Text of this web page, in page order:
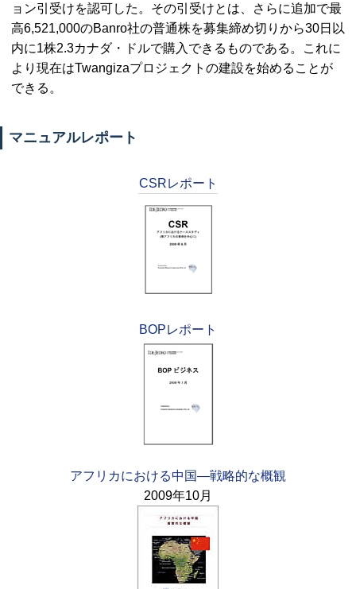
ョン引受けを認可した。その引受けとは、さらに追加で最
高6,521,000のBanro社の普通株を募集締め切りから30日以
内に1株2.3カナダ・ドルで購入できるものである。これに
より現在はTwangizaプロジェクトの建設を始めることが
できる。
マニュアルレポート
CSRレポート
BOPレポート
アフリカにおける中国—戦略的な概観
2009年10月